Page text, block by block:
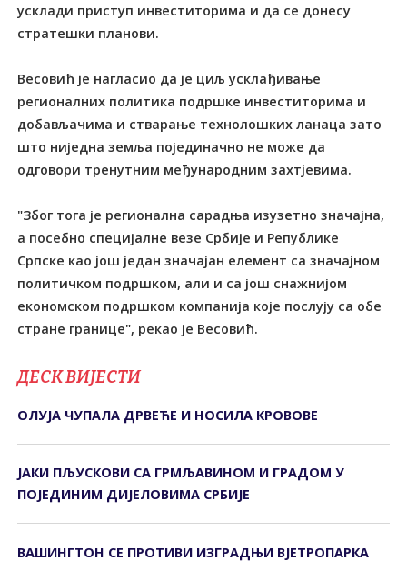
усклади приступ инвеститорима и да се донесу
стратешки планови.
Весовић је нагласио да је циљ усклађивање
регионалних политика подршке инвеститорима и
добављачима и стварање технолошких ланаца зато
што ниједна земља појединачно не може да
одговори тренутним међународним захтјевима.
"Због тога је регионална сарадња изузетно значајна,
а посебно специјалне везе Србије и Републике
Српске као још један значајан елемент са значајном
политичком подршком, али и са још снажнијом
економском подршком компанија које послују са обе
стране границе", рекао је Весовић.
ДЕСК ВИЈЕСТИ
ОЛУЈА ЧУПАЛА ДРВЕЋЕ И НОСИЛА КРОВОВЕ
ЈАКИ ПЉУСКОВИ СА ГРМЉАВИНОМ И ГРАДОМ У
ПОЈЕДИНИМ ДИЈЕЛОВИМА СРБИЈЕ
ВАШИНГТОН СЕ ПРОТИВИ ИЗГРАДЊИ ВЈЕТРОПАРКА